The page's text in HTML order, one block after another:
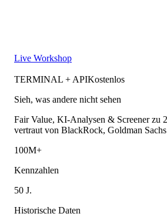
Live Workshop
TERMINAL + APIKostenlos
Sieh, was andere nicht sehen
Fair Value, KI-Analysen & Screener
vertraut von BlackRock, Goldman
100M+
Kennzahlen
50 J.
Historische Daten